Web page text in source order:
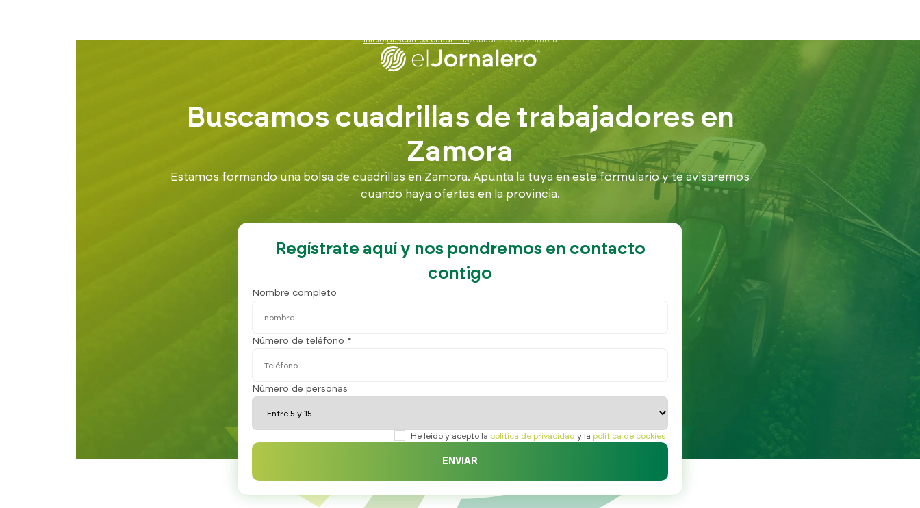
Inicio Buscamos cuadrillas Cuadrillas en Zamora
Buscamos cuadrillas de trabajadores en
Zamora
Estamos formando una bolsa de cuadrillas en Zamora. Apunta la tuya en este formulario y te avisaremos
cuando haya ofertas en la provincia.
Regístrate aquí y nos pondremos en contacto
contigo
Nombre completo
Número de teléfono *
Número de personas
He leído y acepto la política de privacidad y la política de cookies
ENVIAR